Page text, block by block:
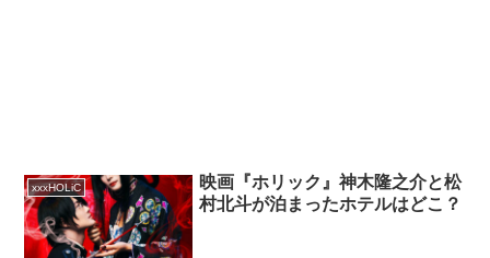
xxxHOLiC
映画『ホリック』神木隆之介と松
村北斗が泊まったホテルはどこ？